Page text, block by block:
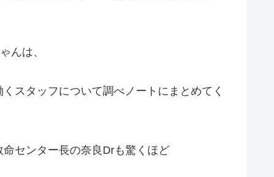
んは、
スタッフについて調べノートにまとめてく
センター長の奈良Drも驚くほど